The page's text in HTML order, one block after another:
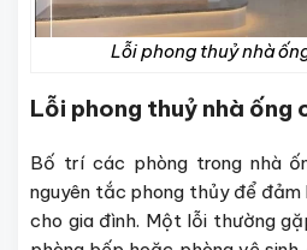
Lỗi phong thuỷ nhà
Lỗi phong thuỷ nhà ống
Bố trí các phòng trong nhà
nguyên tắc phong thủy để
cho gia đình. Một lỗi thường